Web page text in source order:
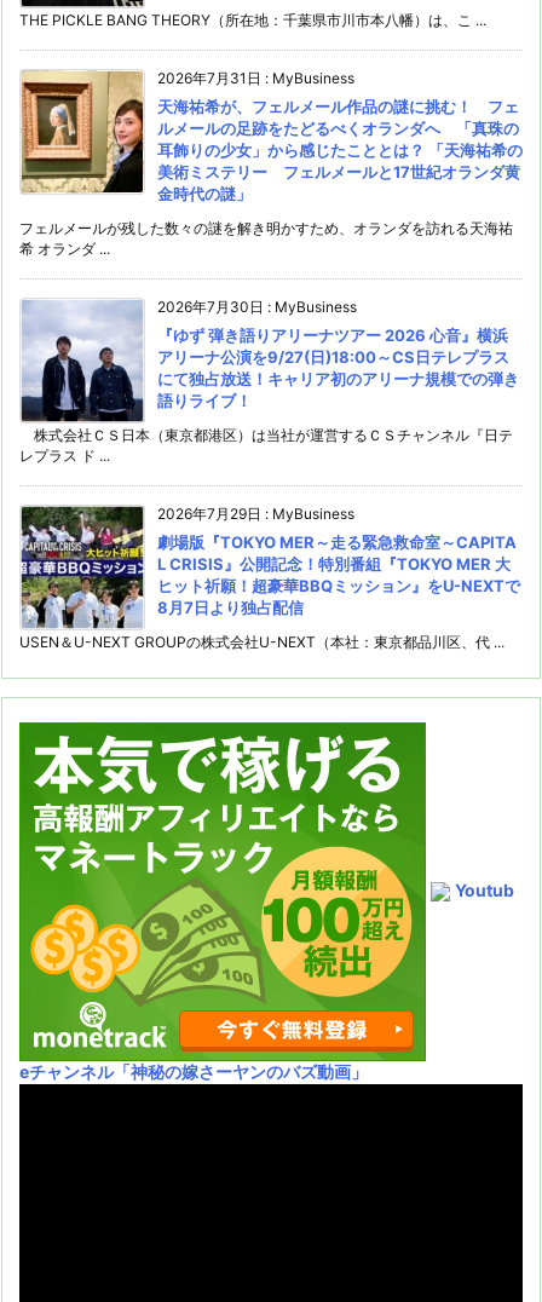
THE PICKLE BANG THEORY（所在地：千葉県市川市本八幡）は、こ ...
2026年7月31日 : MyBusiness
天海祐希が、フェルメール作品の謎に挑む！ フェ
ルメールの足跡をたどるべくオランダへ 「真珠の
耳飾りの少女」から感じたこととは？ 「天海祐希の
美術ミステリー フェルメールと17世紀オランダ黄
金時代の謎」
フェルメールが残した数々の謎を解き明かすため、オランダを訪れる天海祐
希 オランダ ...
2026年7月30日 : MyBusiness
『ゆず 弾き語りアリーナツアー 2026 心音』横浜
アリーナ公演を9/27(日)18:00～CS日テレプラス
にて独占放送！キャリア初のアリーナ規模での弾き
語りライブ！
株式会社ＣＳ日本（東京都港区）は当社が運営するＣＳチャンネル『日テ
レプラス ド ...
2026年7月29日 : MyBusiness
劇場版『TOKYO MER～走る緊急救命室～CAPITA
L CRISIS』公開記念！特別番組『TOKYO MER 大
ヒット祈願！超豪華BBQミッション』をU-NEXTで
8月7日より独占配信
USEN＆U-NEXT GROUPの株式会社U-NEXT（本社：東京都品川区、代 ...
Youtub
eチャンネル「神秘の嫁さーヤンのバズ動画」